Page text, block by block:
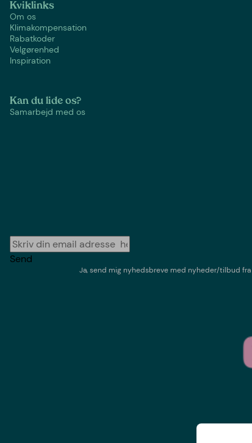
Kviklinks
Om os
Klimakompensation
Rabatkoder
Velgørenhed
Inspiration
Kan du lide os?
Samarbejd med os
Send
Ja, send mig nyhedsbreve med nyheder/tilbud fra